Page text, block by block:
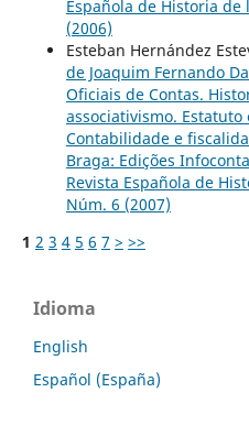
Española de Historia
(2006)
Esteban Hernández
de Joaquim Fernando
Oficiais de Contas.
associativismo.
Contabilidade e
Braga: Edições
Revista Española de
Núm. 6 (2007)
1 2 3 4 5 6 7 > >>
Idioma
English
Español (España)